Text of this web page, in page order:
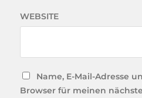
WEBSITE
Name, E-Mail-Adresse
Browser für meinen